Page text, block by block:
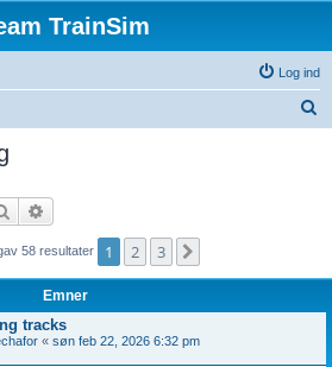
TrainSim
Log ind
Søg
58 resultater 1 2 3
Emner
tracks
« søn feb 22, 2026 6:32 pm